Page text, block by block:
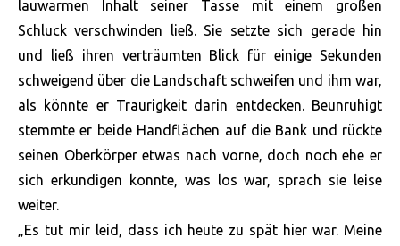
lauwarmen Inhalt seiner Tasse mit einem großen
Schluck verschwinden ließ. Sie setzte sich gerade hin
und ließ ihren verträumten Blick für einige Sekunden
schweigend über die Landschaft schweifen und ihm war,
als könnte er Traurigkeit darin entdecken. Beunruhigt
stemmte er beide Handflächen auf die Bank und rückte
seinen Oberkörper etwas nach vorne, doch noch ehe er
sich erkundigen konnte, was los war, sprach sie leise
weiter.
„Es tut mir leid, dass ich heute zu spät hier war. Meine